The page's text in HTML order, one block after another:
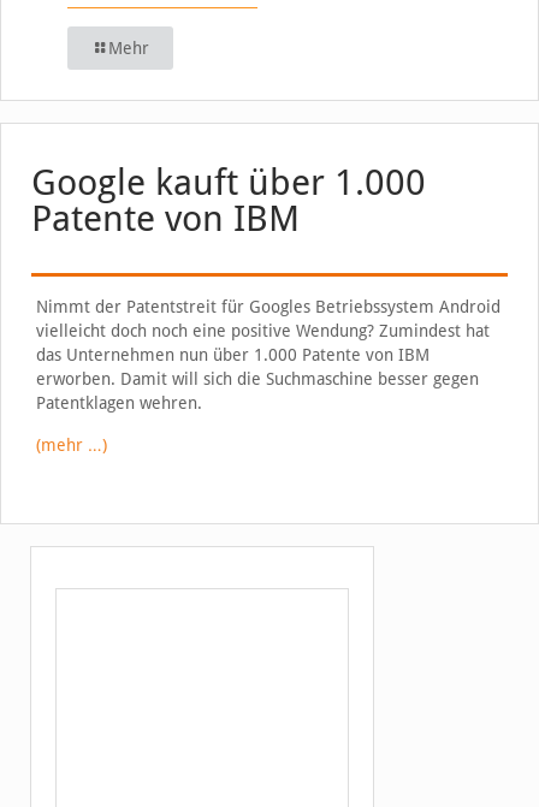
Mehr
Google kauft über 1.000
Patente von IBM
Nimmt der Patentstreit für Googles Betriebssystem Android
vielleicht doch noch eine positive Wendung? Zumindest hat
das Unternehmen nun über 1.000 Patente von IBM
erworben. Damit will sich die Suchmaschine besser gegen
Patentklagen wehren.
(mehr …)